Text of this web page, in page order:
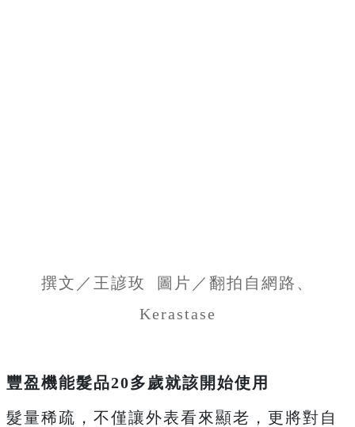
撰文／王諺玫 圖片／翻拍自網路、
Kerastase
豐盈機能髮品20多歲就該開始使用
髮量稀疏，不僅讓外表看來顯老，更將對自